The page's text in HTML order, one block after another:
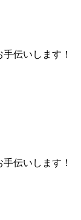
伝いします！
伝いします！